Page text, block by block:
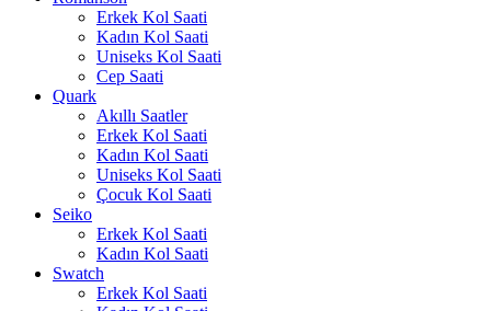
Erkek Kol Saati
Kadın Kol Saati
Uniseks Kol Saati
Cep Saati
Quark
Akıllı Saatler
Erkek Kol Saati
Kadın Kol Saati
Uniseks Kol Saati
Çocuk Kol Saati
Seiko
Erkek Kol Saati
Kadın Kol Saati
Swatch
Erkek Kol Saati